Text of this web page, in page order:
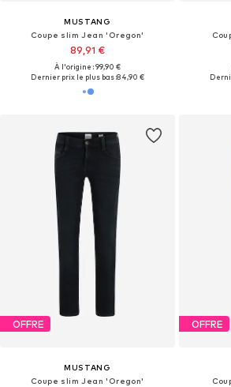
MUSTANG
Coupe slim Jean 'Oregon'
89,91 €
À l'origine : 99,90 €
Dernier prix le plus bas :84,90 €
OFFRE
MUSTANG
Coupe slim Jean 'Oregon'
OFFRE